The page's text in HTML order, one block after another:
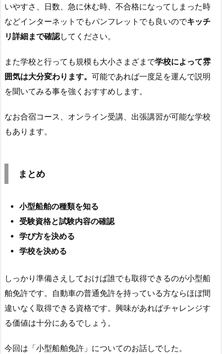
いやすさ、日数、急に休む時、不合格になってしまった時
などインターネットでもパンフレットでも良いのでキッチ
リ詳細まで確認してください。
また学校と行っても規模も大小さまざまで学校によって雰
囲気は大分変わります。 可能であれば一度足を運んで説明
を聞いてみる事を強くおすすめします。
なお合宿コース、オンライン受講、出張講習が可能な学校
もあります。
まとめ
小型船舶の種類を知る
受験資格と試験内容の確認
学び方を決める
学校を決める
しっかり準備さえしておけば誰でも取得できるのが小型船
舶免許です。自動車の普通免許を持っている方ならほぼ間
違いなく取得できる資格です。興味があればチャレンジす
る価値は十分にあるでしょう。
今回は「小型船舶免許」についてのお話しでした。